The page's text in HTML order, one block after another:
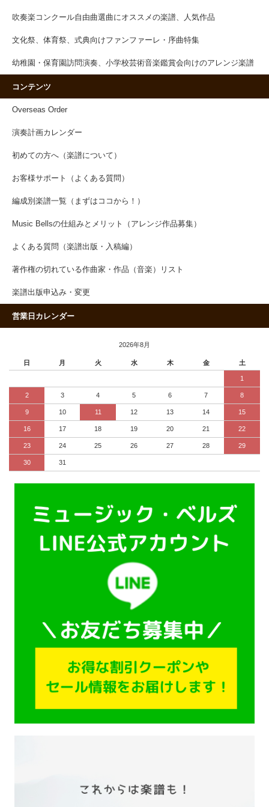
吹奏楽コンクール自由曲選曲にオススメの楽譜、人気作品
文化祭、体育祭、式典向けファンファーレ・序曲特集
幼稚園・保育園訪問演奏、小学校芸術音楽鑑賞会向けのアレンジ楽譜
コンテンツ
Overseas Order
演奏計画カレンダー
初めての方へ（楽譜について）
お客様サポート（よくある質問）
編成別楽譜一覧（まずはココから！）
Music Bellsの仕組みとメリット（アレンジ作品募集）
よくある質問（楽譜出版・入稿編）
著作権の切れている作曲家・作品（音楽）リスト
楽譜出版申込み・変更
営業日カレンダー
2026年8月
日 月 火 水 木 金 土
1
2 3 4 5 6 7 8
9 10 11 12 13 14 15
16 17 18 19 20 21 22
23 24 25 26 27 28 29
30 31